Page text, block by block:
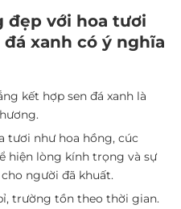
đẹp với hoa tươi
xanh có ý nghĩa
kết hợp sen đá xanh là
tươi như hoa hồng, cúc
hiện lòng kính trọng và sự
người đã khuất.
trường tồn theo thời gian.